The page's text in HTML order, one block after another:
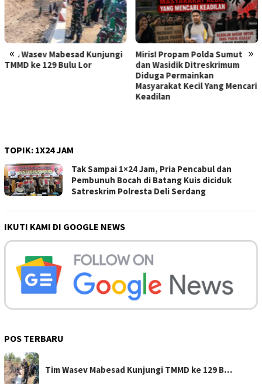
« »
Miris! Propam Polda Sumut
dan Wasidik Ditreskrimum
Masyarakat Kecil Yang Mencari
Hebat Mamak
Dilaporkan karena
Korban Pencurian
Memerasnya 250
TOPIK: 1X24 JAM
Tak Sampai 1×24 Jam, Pria Pencabul dan
Pembunuh Bocah di Batang Kuis diciduk
Satreskrim Polresta Deli Serdang
IKUTI KAMI DI GOOGLE NEWS
POS TERBARU
Tim Wasev Mabesad Kunjungi TMMD ke 129 B…